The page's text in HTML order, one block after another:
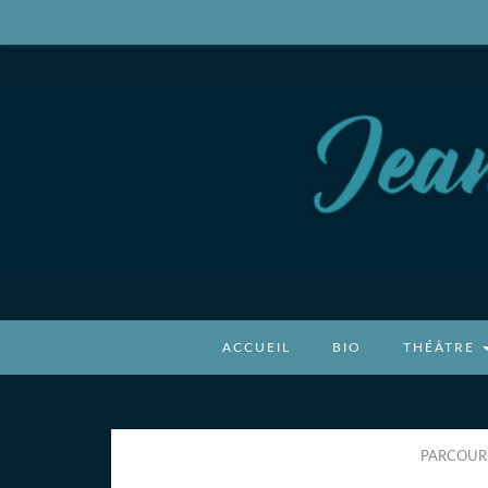
Jean-Benoît
Auteur, écrivain
ACCUEIL BIO THÉÂTRE